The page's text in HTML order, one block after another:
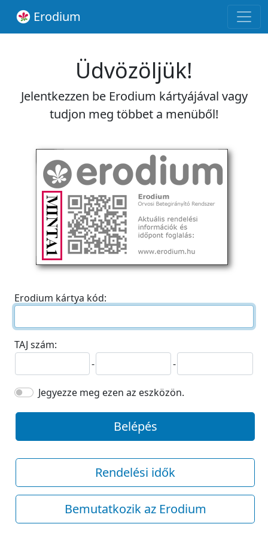
Erodium
Üdvözöljük!
Jelentkezzen be Erodium kártyájával vagy
tudjon meg többet a menüből!
Erodium kártya kód:
TAJ szám:
-
-
Jegyezze meg ezen az eszközön.
Belépés
Rendelési idők
Bemutatkozik az Erodium